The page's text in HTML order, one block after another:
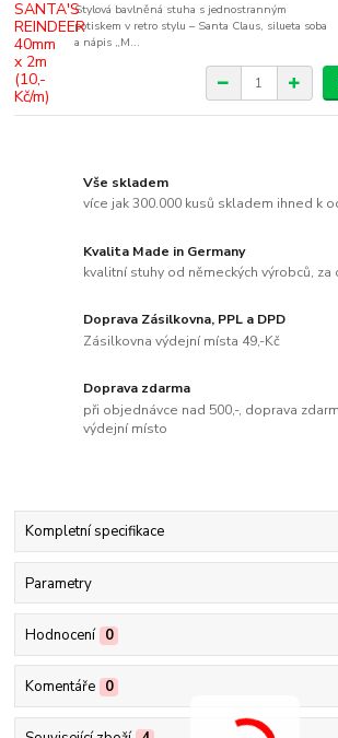
Stylová bavlněná stuha s jednostranným
potiskem v retro stylu – Santa Claus, silueta soba
a nápis „M...
Vše skladem
více jak 300.000 kusů skladem ihned k
Kvalita Made in Germany
kvalitní stuhy od německých výrobců,
Doprava Zásilkovna, PPL a DPD
Zásilkovna výdejní místa 49,-Kč
Doprava zdarma
při objednávce nad 500,-, doprava
výdejní místo
Kompletní specifikace
Parametry
Hodnocení 0
Komentáře 0